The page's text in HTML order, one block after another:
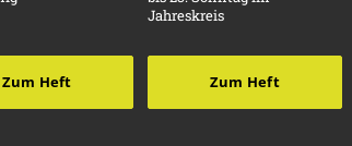
Zum Heft
Jahreskreis
Zum Heft